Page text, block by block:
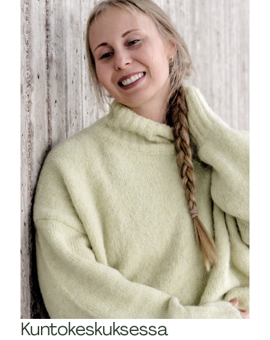
Kuntokeskuksessa